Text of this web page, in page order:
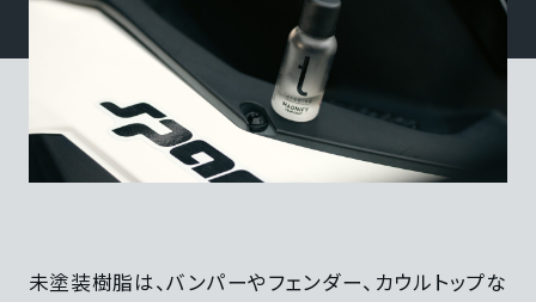
未塗装樹脂は、バンパーやフェンダー、カウルトップな